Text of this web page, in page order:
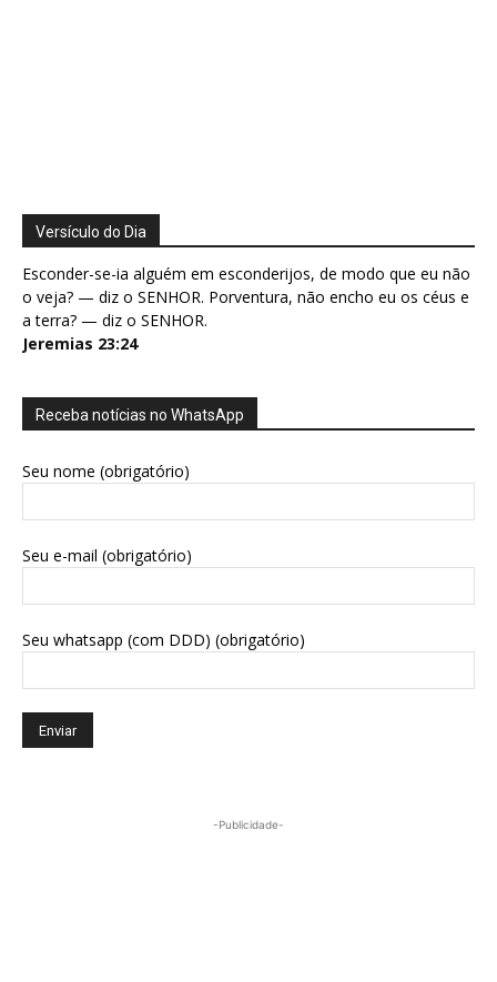
Versículo do Dia
Esconder-se-ia alguém em esconderijos, de modo que eu não
o veja? — diz o SENHOR. Porventura, não encho eu os céus e
a terra? — diz o SENHOR.
Jeremias 23:24
Receba notícias no WhatsApp
Seu nome (obrigatório)
Seu e-mail (obrigatório)
Seu whatsapp (com DDD) (obrigatório)
-Publicidade-